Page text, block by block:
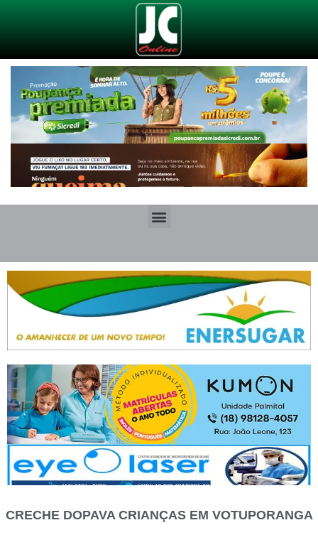
CRECHE DOPAVA CRIANÇAS EM VOTUPORANGA